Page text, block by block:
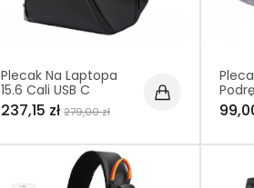
Plecak Na Laptopa
15.6 Cali USB C
Wodoodporny (I185)
237,15 zł 279,00 zł